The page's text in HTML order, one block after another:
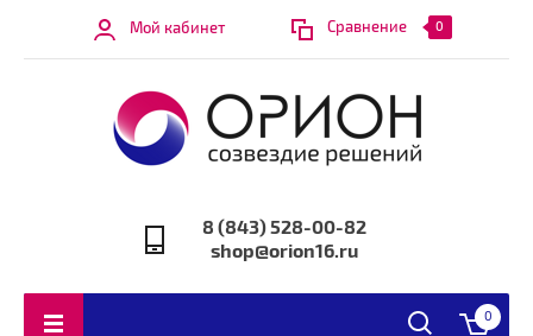
Мой кабинет Сравнение 0
8 (843) 528-00-82
shop@orion16.ru
0